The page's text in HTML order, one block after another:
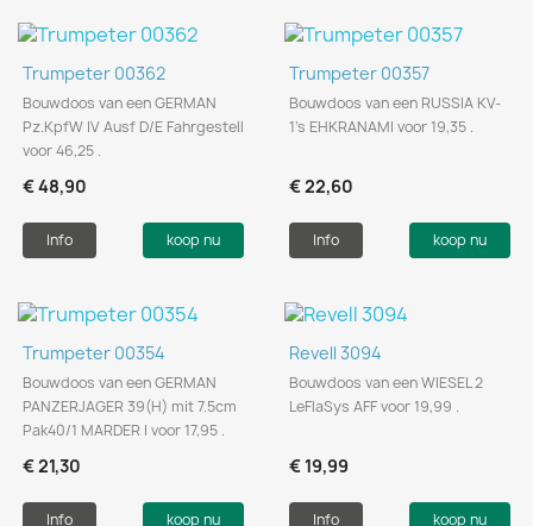
Trumpeter 00362
Bouwdoos van een GERMAN
Pz.KpfW IV Ausf D/E Fahrgestell
voor 46,25 .
€ 48,90
Info koop nu
Trumpeter 00357
Bouwdoos van een RUSSIA KV-
1's EHKRANAMI voor 19,35 .
€ 22,60
Info koop nu
Trumpeter 00354
Bouwdoos van een GERMAN
PANZERJAGER 39(H) mit 7.5cm
Pak40/1 MARDER I voor 17,95 .
€ 21,30
Info koop nu
Revell 3094
Bouwdoos van een WIESEL 2
LeFlaSys AFF voor 19,99 .
€ 19,99
Info koop nu